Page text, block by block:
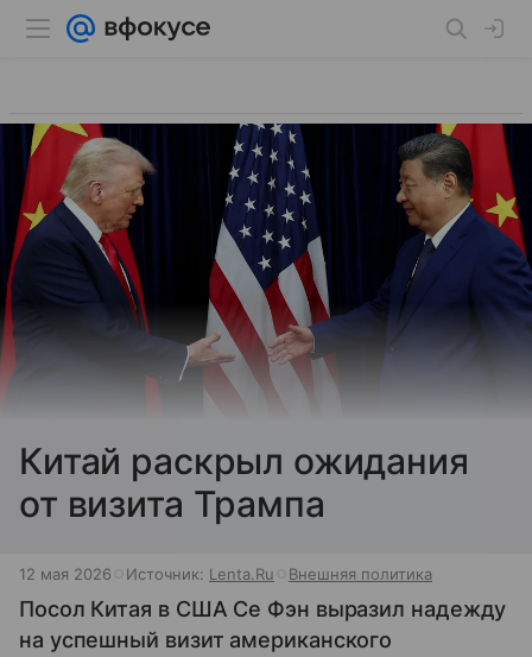
Китай раскрыл ожидания
от визита Трампа
12 мая 2026 Источник: Lenta.Ru Внешняя политика
Посол Китая в США Се Фэн выразил надежду
на успешный визит американского